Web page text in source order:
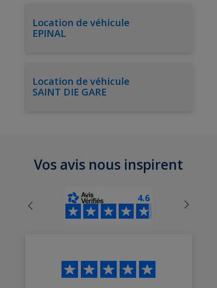
Location de véhicule
EPINAL
Location de véhicule
SAINT DIE GARE
Vos avis nous inspirent
4.6